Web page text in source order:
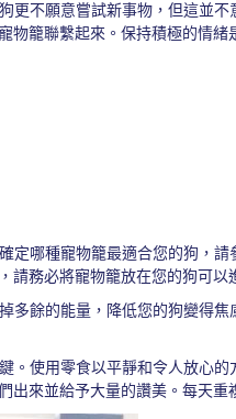
不願意嘗試新事物，但這並
籠聯繫起來。保持積極的情
哪種寵物籠最適合您的狗，
務必將寵物籠放在您的狗可
餘的能量，降低您的狗變得
使用零食以平靜和令人放心
來並給予大量的讚美。每天重